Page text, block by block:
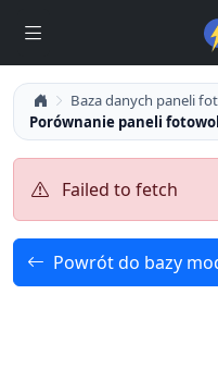
Baza danych paneli
Porównanie paneli
Failed to fetch
Powrót do bazy